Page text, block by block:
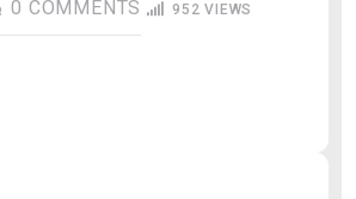
0 COMMENTS 952 VIEWS